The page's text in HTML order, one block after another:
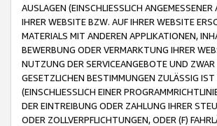
AUSLAGEN (EINSCHLIESSLICH
IHRER WEBSITE BZW. AUF IHRER WEBSITE
MATERIALS MIT ANDEREN APPLIKATIONEN,
BEWERBUNG ODER VERMARKTUNG IHRER
NUTZUNG DER SERVICEANGEBOTE UND
GESETZLICHEN BESTIMMUNGEN ZULÄSSIG
(EINSCHLIESSLICH EINER
DER EINTREIBUNG ODER ZAHLUNG IHRER
ODER ZOLLVERPFLICHTUNGEN, ODER (F)